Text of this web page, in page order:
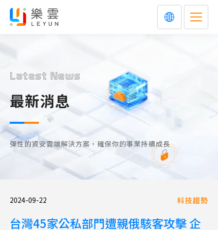
Latest News
最新消息
彈性的資安雲端解決方案，確保你的事業持續成長
2024-09-22 科技趨勢
台灣45家公私部門遭親俄駭客攻擊 企